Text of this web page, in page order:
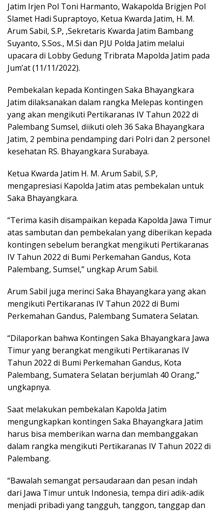
Jatim Irjen Pol Toni Harmanto, Wakapolda Brigjen Pol
Slamet Hadi Supraptoyo, Ketua Kwarda Jatim, H. M.
Arum Sabil, S.P, ,Sekretaris Kwarda Jatim Bambang
Suyanto, S.Sos., M.Si dan PJU Polda Jatim melalui
upacara di Lobby Gedung Tribrata Mapolda Jatim pada
Jum’at (11/11/2022).
Pembekalan kepada Kontingen Saka Bhayangkara
Jatim dilaksanakan dalam rangka Melepas kontingen
yang akan mengikuti Pertikaranas IV Tahun 2022 di
Palembang Sumsel, diikuti oleh 36 Saka Bhayangkara
Jatim, 2 pembina pendamping dari Polri dan 2 personel
kesehatan RS. Bhayangkara Surabaya.
Ketua Kwarda Jatim H. M. Arum Sabil, S.P,
mengapresiasi Kapolda Jatim atas pembekalan untuk
Saka Bhayangkara.
“Terima kasih disampaikan kepada Kapolda Jawa Timur
atas sambutan dan pembekalan yang diberikan kepada
kontingen sebelum berangkat mengikuti Pertikaranas
IV Tahun 2022 di Bumi Perkemahan Gandus, Kota
Palembang, Sumsel,” ungkap Arum Sabil.
Arum Sabil juga merinci Saka Bhayangkara yang akan
mengikuti Pertikaranas IV Tahun 2022 di Bumi
Perkemahan Gandus, Palembang Sumatera Selatan.
“Dilaporkan bahwa Kontingen Saka Bhayangkara Jawa
Timur yang berangkat mengikuti Pertikaranas IV
Tahun 2022 di Bumi Perkemahan Gandus, Kota
Palembang, Sumatera Selatan berjumlah 40 Orang,”
ungkapnya.
Saat melakukan pembekalan Kapolda Jatim
mengungkapkan kontingen Saka Bhayangkara Jatim
harus bisa memberikan warna dan membanggakan
dalam rangka mengikuti Pertikaranas IV Tahun 2022 di
Palembang.
“Bawalah semangat persaudaraan dan pesan indah
dari Jawa Timur untuk Indonesia, tempa diri adik-adik
menjadi pribadi yang tangguh, tanggon, tanggap dan